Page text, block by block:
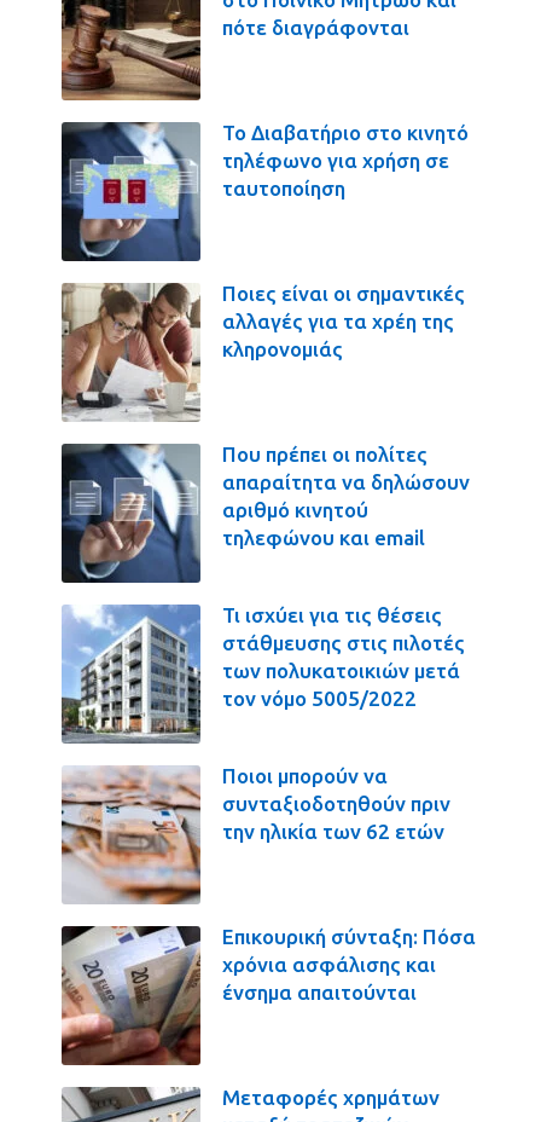
πότε διαγράφονται
Το Διαβατήριο στο κινητό
τηλέφωνο για χρήση σε
ταυτοποίηση
Ποιες είναι οι σημαντικές
αλλαγές για τα χρέη της
κληρονομιάς
Που πρέπει οι πολίτες
απαραίτητα να δηλώσουν
αριθμό κινητού
τηλεφώνου και email
Τι ισχύει για τις θέσεις
στάθμευσης στις πιλοτές
των πολυκατοικιών μετά
τον νόμο 5005/2022
Ποιοι μπορούν να
συνταξιοδοτηθούν πριν
την ηλικία των 62 ετών
Επικουρική σύνταξη: Πόσα
χρόνια ασφάλισης και
ένσημα απαιτούνται
Μεταφορές χρημάτων